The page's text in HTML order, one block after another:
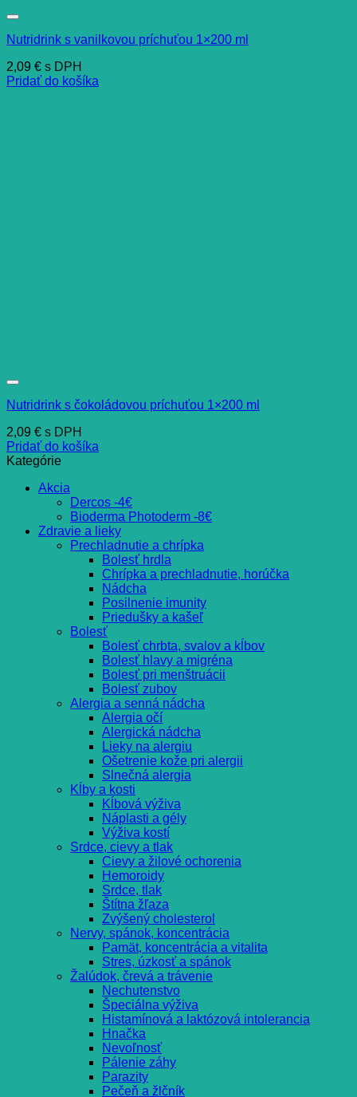
Nutridrink s vanilkovou príchuťou 1×200 ml
2,09 € s DPH
Pridať do košíka
Nutridrink s čokoládovou príchuťou 1×200 ml
2,09 € s DPH
Pridať do košíka
Kategórie
Akcia
Dercos -4€
Bioderma Photoderm -8€
Zdravie a lieky
Prechladnutie a chrípka
Bolesť hrdla
Chrípka a prechladnutie, horúčka
Nádcha
Posilnenie imunity
Priedušky a kašeľ
Bolesť
Bolesť chrbta, svalov a kĺbov
Bolesť hlavy a migréna
Bolesť pri menštruácii
Bolesť zubov
Alergia a senná nádcha
Alergia očí
Alergická nádcha
Lieky na alergiu
Ošetrenie kože pri alergii
Slnečná alergia
Kĺby a kosti
Kĺbová výživa
Náplasti a gély
Výživa kostí
Srdce, cievy a tlak
Cievy a žilové ochorenia
Hemoroidy
Srdce, tlak
Štítna žľaza
Zvýšený cholesterol
Nervy, spánok, koncentrácia
Pamät, koncentrácia a vitalita
Stres, úzkosť a spánok
Žalúdok, črevá a trávenie
Nechutenstvo
Špeciálna výživa
Histamínová a laktózová intolerancia
Hnačka
Nevoľnosť
Pálenie záhy
Parazity
Pečeň a žlčník